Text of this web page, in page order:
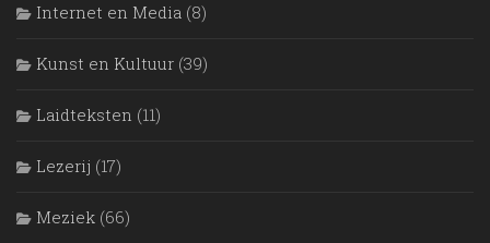
Internet en Media (8)
Kunst en Kultuur (39)
Laidteksten (11)
Lezerij (17)
Meziek (66)